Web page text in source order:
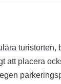
att placera